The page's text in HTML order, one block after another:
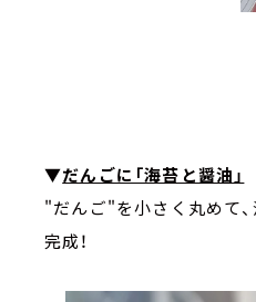
▼だんごに「海苔と醤油」
"だんご"を小さく丸めて
完成！